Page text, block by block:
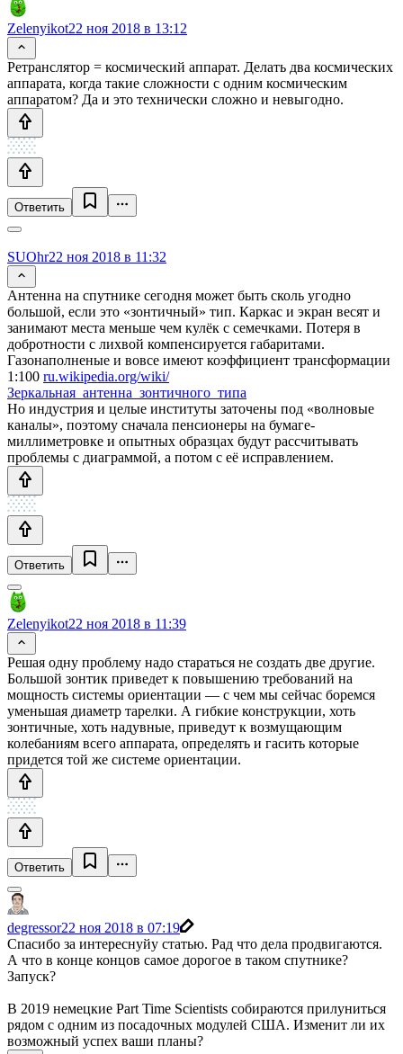
Zelenyikot22 ноя 2018 в 13:12
Ретранслятор = космический аппарат. Делать два космических
аппарата, когда такие сложности с одним космическим
аппаратом? Да и это технически сложно и невыгодно.
Ответить
SUOhr22 ноя 2018 в 11:32
Антенна на спутнике сегодня может быть сколь угодно
большой, если это «зонтичный» тип. Каркас и экран весят и
занимают места меньше чем кулёк с семечками. Потеря в
добротности с лихвой компенсируется габаритами.
Газонаполненые и вовсе имеют коэффициент трансформации
1:100 ru.wikipedia.org/wiki/
Зеркальная_антенна_зонтичного_типа
Но индустрия и целые институты заточены под «волновые
каналы», поэтому сначала пенсионеры на бумаге-
миллиметровке и опытных образцах будут рассчитывать
проблемы с диаграммой, а потом с её исправлением.
Ответить
Zelenyikot22 ноя 2018 в 11:39
Решая одну проблему надо стараться не создать две другие.
Большой зонтик приведет к повышению требований на
мощность системы ориентации — с чем мы сейчас боремся
уменьшая диаметр тарелки. А гибкие конструкции, хоть
зонтичные, хоть надувные, приведут к возмущающим
колебаниям всего аппарата, определять и гасить которые
придется той же системе ориентации.
Ответить
degressor22 ноя 2018 в 07:19
Спасибо за интереснуйу статью. Рад что дела продвигаются.
А что в конце концов самое дорогое в таком спутнике?
Запуск?
В 2019 немецкие Part Time Scientists собираются прилуниться
рядом с одним из посадочных модулей США. Изменит ли их
возможный успех ваши планы?